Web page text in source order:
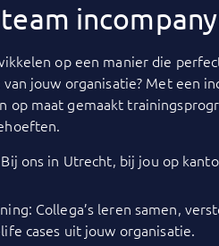
op een manier die
jouw organisatie? Met een
op maat gemaakt
ons in Utrecht, bij jou op
Collega’s leren samen,
cases uit jouw organisatie.